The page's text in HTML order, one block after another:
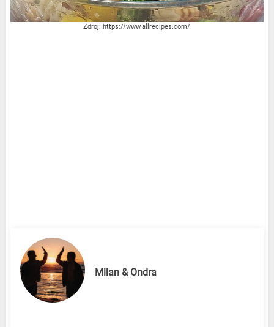
Zdroj: https://www.allrecipes.com/
Milan & Ondra